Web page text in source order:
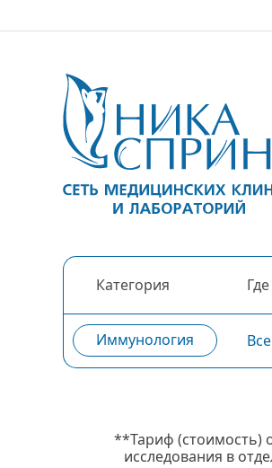
Категория
Иммунология
**Тариф (стоимость)
исследования в